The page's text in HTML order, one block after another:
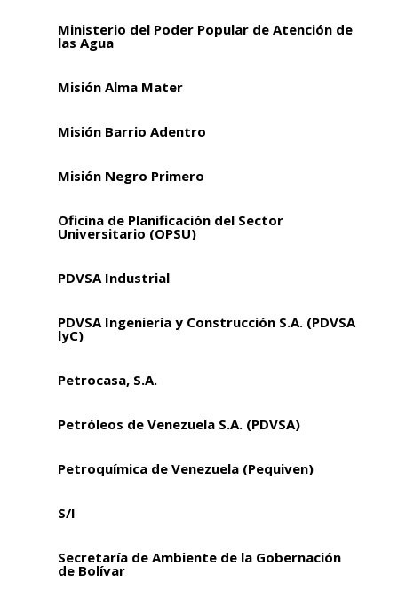
Ministerio del Poder Popular de Atención de
las Agua
Misión Alma Mater
Misión Barrio Adentro
Misión Negro Primero
Oficina de Planificación del Sector
Universitario (OPSU)
PDVSA Industrial
PDVSA Ingeniería y Construcción S.A. (PDVSA
lyC)
Petrocasa, S.A.
Petróleos de Venezuela S.A. (PDVSA)
Petroquímica de Venezuela (Pequiven)
S/I
Secretaría de Ambiente de la Gobernación
de Bolívar